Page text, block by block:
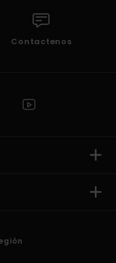
Contactenos